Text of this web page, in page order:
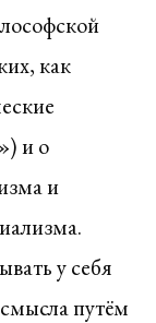
как
и о
и
у себя
путём